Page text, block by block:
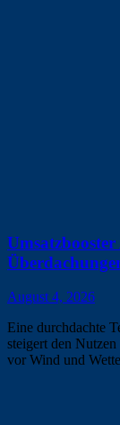
August 4, 2026
Eine durchdachte
steigert den
vor Wind und